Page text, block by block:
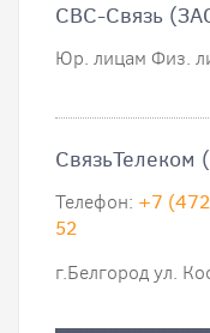
СВС-Связь
Юр. лицам Физ.
СвязьТелеком
Телефон: +7
52
г.Белгород ул.